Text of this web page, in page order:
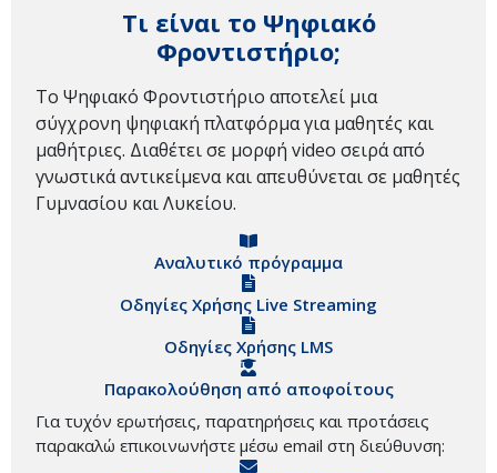
Τι είναι το Ψηφιακό
Φροντιστήριο;
Το Ψηφιακό Φροντιστήριο αποτελεί μια
σύγχρονη ψηφιακή πλατφόρμα για μαθητές και
μαθήτριες. Διαθέτει σε μορφή video σειρά από
γνωστικά αντικείμενα και απευθύνεται σε μαθητές
Γυμνασίου και Λυκείου.
Αναλυτικό πρόγραμμα
Οδηγίες Χρήσης Live Streaming
Οδηγίες Χρήσης LMS
Παρακολούθηση από αποφοίτους
Για τυχόν ερωτήσεις, παρατηρήσεις και προτάσεις
παρακαλώ επικοινωνήστε μέσω email στη διεύθυνση: